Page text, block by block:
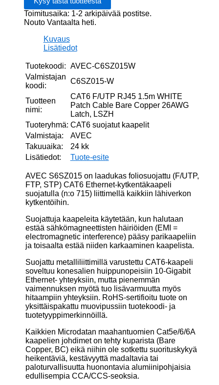
Cable
Bare
Copper
26AWG
määrä
Toimitusaika: 1-2 arkipäivää postitse.
Nouto Vantaalta heti.
Kuvaus
Lisätiedot
Tuotekoodi: AVEC-C6SZ015W
Valmistajan
koodi:
C6SZ015-W
Tuotteen
nimi:
CAT6 F/UTP RJ45 1.5m WHITE
Patch Cable Bare Copper 26AWG
Latch, LSZH
Tuoteryhmä: CAT6 suojatut kaapelit
Valmistaja:
AVEC
Takuuaika:
24 kk
Lisätiedot:
Tuote-esite
AVEC S6SZ015 on laadukas foliosuojattu (F/UTP,
FTP, STP) CAT6 Ethernet-kytkentäkaapeli
suojatulla (n:o 715) liittimellä kaikkiin lähiverkon
kytkentöihin.
Suojattuja kaapeleita käytetään, kun halutaan
estää sähkömagneettisten häiriöiden (EMI =
electromagnetic interference) pääsy parikaapeliin
ja toisaalta estää niiden karkaaminen kaapelista.
Suojattu metalliliittimillä varustettu CAT6-kaapeli
soveltuu konesalien huippunopeisiin 10-Gigabit
Ethernet- yhteyksiin, mutta pienemmän
vaimennuksen myötä tuo lisävarmuutta myös
hitaampiin yhteyksiin. RoHS-sertifioitu tuote on
yksittäispakattu muovipussiin tuotekoodi- ja
tuotetyyppimerkinnöillä.
Kaikkien Microdatan maahantuomien Cat5e/6/6A
kaapelien johdimet on tehty kuparista (Bare
Copper, BC) eikä niihin ole sotkettu suorituskykyä
heikentäviä, kestävyyttä madaltavia tai
paloturvallisuutta huonontavia alumiinipohjaisia
edullisempia CCA/CCS-seoksia.